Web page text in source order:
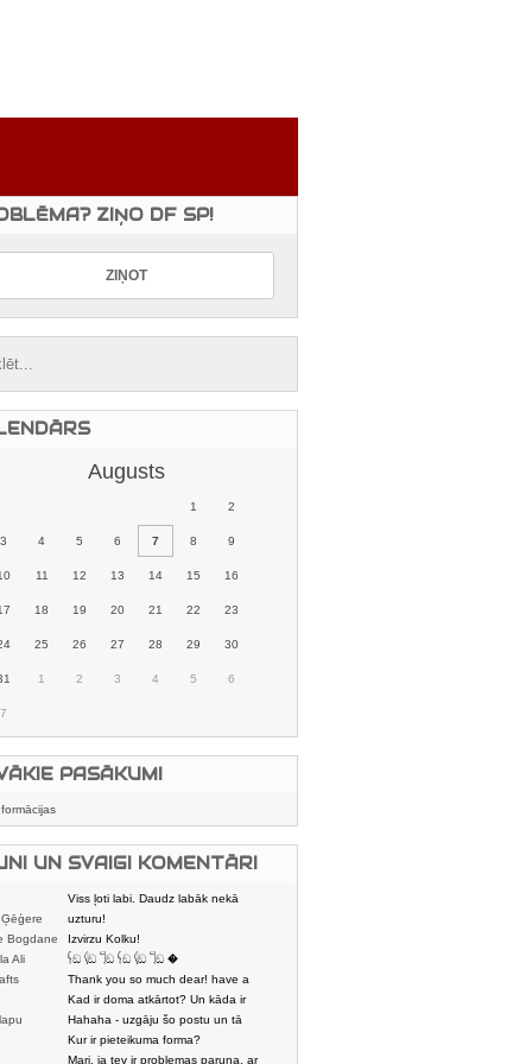
ZIŅO DF SP!
Augusts
1 2
3 4 5 6 7 8 9
11 12 13 14 15 16
18 19 20 21 22 23
25 26 27 28 29 30
1 2 3 4 5 6
7
PASĀKUMI
UN SVAIGI KOMENTĀRI
Viss ļoti labi. Daudz labāk nekā
karstmaizīšu
uzturu!
Bogdane
Izvirzu Kolku!
Ali
𓌜ඞ 𓌱ඞ 𓌏ඞ 𓌜ඞ 𓌱ඞ 𓌏ඞ �
Thank you so much dear! have a
nice day
Kad ir doma atkārtot? Un kāda ir
aptuvenā dalī
Hahaha - uzgāju šo postu un tā
sasmējos. Četr
Kur ir pieteikuma forma?
Mari, ja tev ir problemas paruna, ar